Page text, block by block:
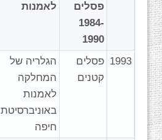
פסלים
1984-
1990
לאמנות
1993 פסלים
קטנים
הגלריה של
המחלקה
לאמנות
באוניברסיטת
חיפה